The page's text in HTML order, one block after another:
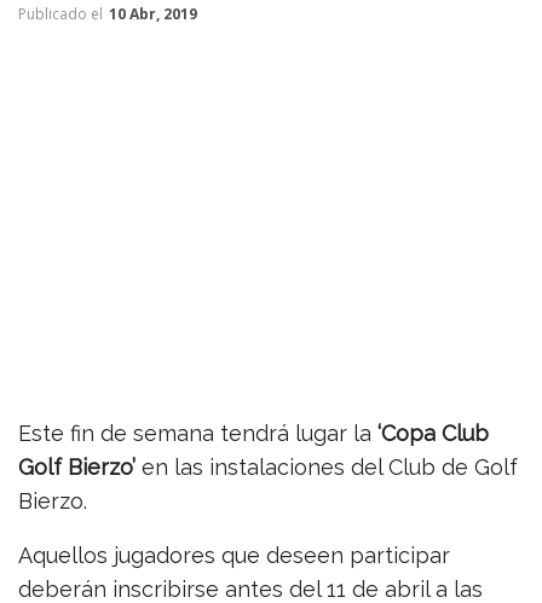
Publicado el 10 Abr, 2019
Este fin de semana tendrá lugar la ‘Copa Club
Golf Bierzo’ en las instalaciones del Club de Golf
Bierzo.
Aquellos jugadores que deseen participar
deberán inscribirse antes del 11 de abril a las